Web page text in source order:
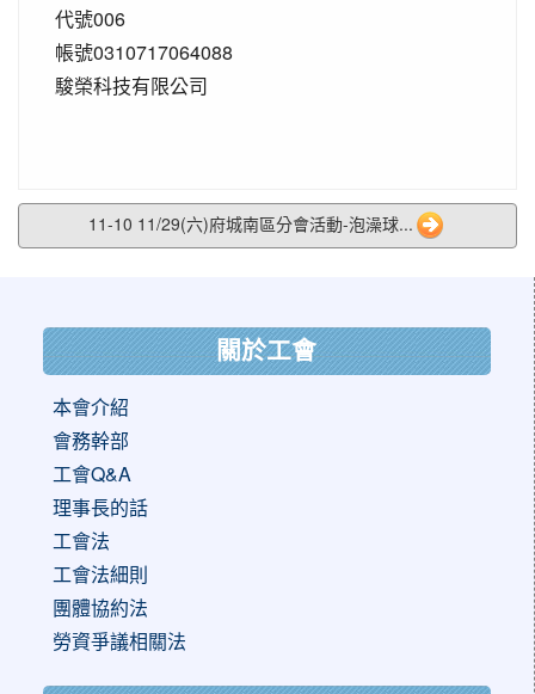
代號006
帳號0310717064088
駿榮科技有限公司
11-10 11/29(六)府城南區分會活動-泡澡球...
關於工會
本會介紹
會務幹部
工會Q&A
理事長的話
工會法
工會法細則
團體協約法
勞資爭議相關法